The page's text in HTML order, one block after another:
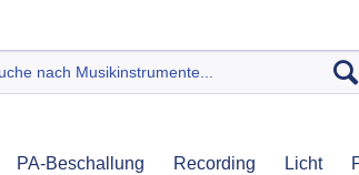
PA-Beschallung Recording Licht